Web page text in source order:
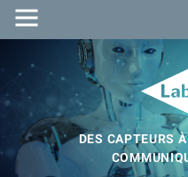
DES CAPTEURS